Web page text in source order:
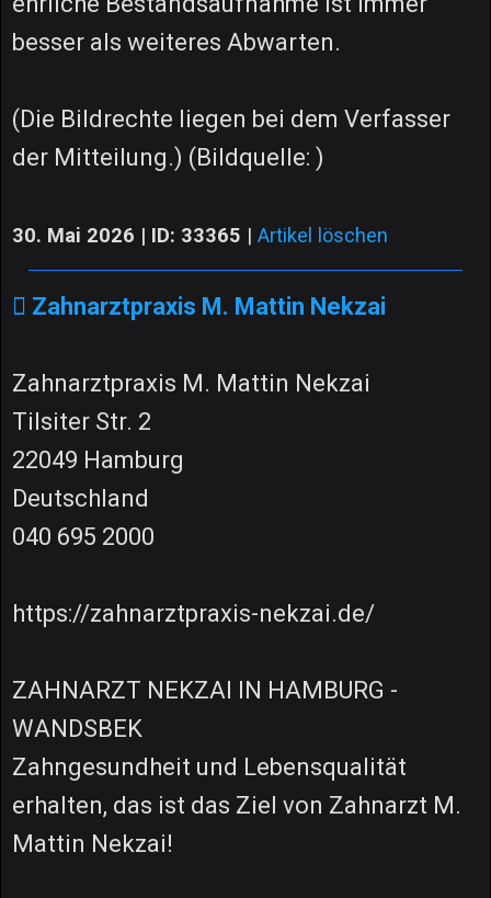
besser als weiteres Abwarten.
(Die Bildrechte liegen bei dem Verfasser
der Mitteilung.) (Bildquelle: )
30. Mai 2026 | ID: 33365 | Artikel löschen
Zahnarztpraxis M. Mattin Nekzai
Zahnarztpraxis M. Mattin Nekzai
Tilsiter Str. 2
22049 Hamburg
Deutschland
040 695 2000
https://zahnarztpraxis-nekzai.de/
ZAHNARZT NEKZAI IN HAMBURG -
WANDSBEK
Zahngesundheit und Lebensqualität
erhalten, das ist das Ziel von Zahnarzt M.
Mattin Nekzai!